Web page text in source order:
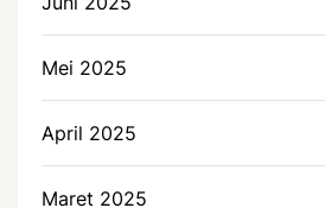
Mei 2025
April 2025
Maret 2025